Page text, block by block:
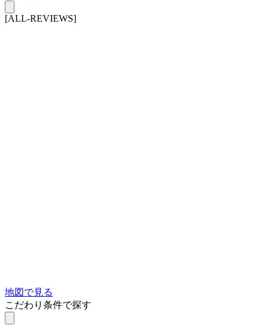
[ALL-REVIEWS]
地図で見る
こだわり条件で探す